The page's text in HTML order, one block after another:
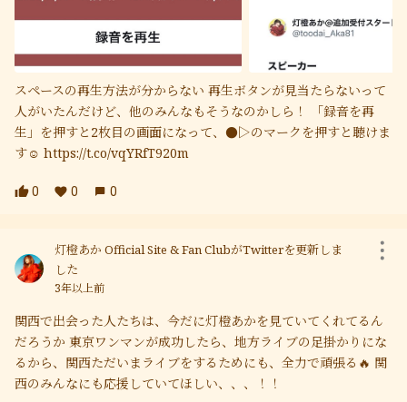
スペースの再生方法が分からない 再生ボタンが見当たらないって
人がいたんだけど、他のみんなもそうなのかしら！ 「録音を再
生」を押すと2枚目の画面になって、●▷のマークを押すと聴けま
す☺︎ https://t.co/vqYRfT920m
0 0 0
灯橙あか Official Site & Fan ClubがTwitterを更新しま
した
3年以上前
関西で出会った人たちは、今だに灯橙あかを見ていてくれてるん
だろうか 東京ワンマンが成功したら、地方ライブの足掛かりにな
るから、関西ただいまライブをするためにも、全力で頑張る🔥 関
西のみんなにも応援していてほしい、、、！！